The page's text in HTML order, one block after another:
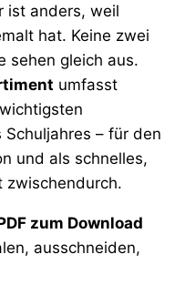
ist anders, weil
hat. Keine zwei
sehen gleich aus.
umfasst
– für den
und als schnelles,
zwischendurch.
zum Download
ausschneiden,